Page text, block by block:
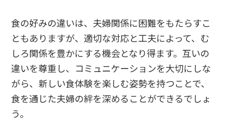
食の好みの違いは、夫婦関係に困難をもたらすこ
ともありますが、適切な対応と工夫によって、む
しろ関係を豊かにする機会となり得ます。互いの
違いを尊重し、コミュニケーションを大切にしな
がら、新しい食体験を楽しむ姿勢を持つことで、
食を通じた夫婦の絆を深めることができるでしょ
う。